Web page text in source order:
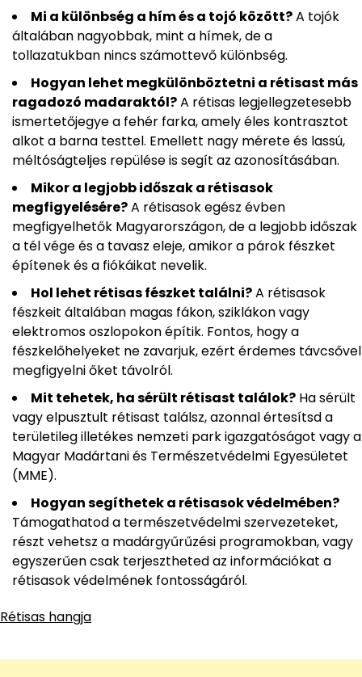
Mi a különbség a hím és a tojó között?A tojók
általában nagyobbak, mint a hímek, de a
tollazatukban nincs számottevő különbség.
Hogyan lehet megkülönböztetni a rétisast más
ragadozó madaraktól?A rétisas legjellegzetesebb
ismertetőjegye a fehér farka, amely éles kontrasztot
alkot a barna testtel. Emellett nagy mérete és lassú,
méltóságteljes repülése is segít az azonosításában.
Mikor a legjobb időszak a rétisasok
megfigyelésére?A rétisasok egész évben
megfigyelhetők Magyarországon, de a legjobb időszak
a tél vége és a tavasz eleje, amikor a párok fészket
építenek és a fiókáikat nevelik.
Hol lehet rétisas fészket találni?A rétisasok
fészkeit általában magas fákon, sziklákon vagy
elektromos oszlopokon építik. Fontos, hogy a
fészkelőhelyeket ne zavarjuk, ezért érdemes távcsővel
megfigyelni őket távolról.
Mit tehetek, ha sérült rétisast találok? Ha sérült
vagy elpusztult rétisast találsz, azonnal értesítsd a
területileg illetékes nemzeti park igazgatóságot vagy a
Magyar Madártani és Természetvédelmi Egyesületet
(MME).
Hogyan segíthetek a rétisasok védelmében?
Támogathatod a természetvédelmi szervezeteket,
részt vehetsz a madárgyűrűzési programokban, vagy
egyszerűen csak terjesztheted az információkat a
rétisasok védelmének fontosságáról.
Rétisas hangja